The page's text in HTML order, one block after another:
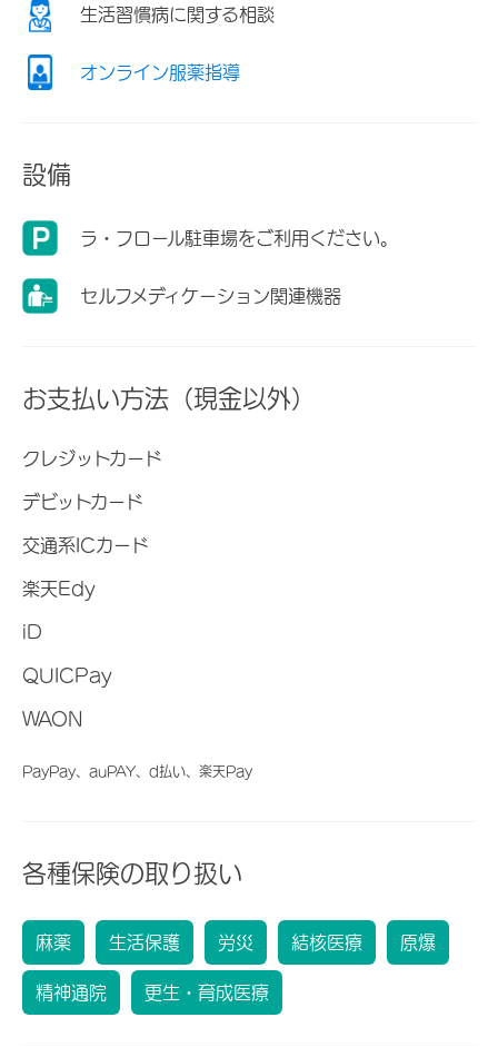
生活習慣病に関する相談
オンライン服薬指導
設備
ラ・フロール駐車場をご利用ください。
セルフメディケーション関連機器
お支払い方法（現金以外）
クレジットカード
デビットカード
交通系ICカード
楽天Edy
iD
QUICPay
WAON
PayPay、auPAY、d払い、楽天Pay
各種保険の取り扱い
麻薬 生活保護 労災 結核医療 原爆
精神通院 更生・育成医療